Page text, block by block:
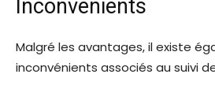
Inconvénients
Malgré les avantages, il existe
inconvénients associés au suivi